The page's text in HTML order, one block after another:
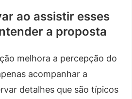
ao assistir esses
a proposta
melhora a percepção do
acompanhar a
detalhes que são típicos